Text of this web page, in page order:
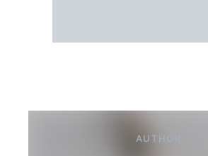
AUTHOR